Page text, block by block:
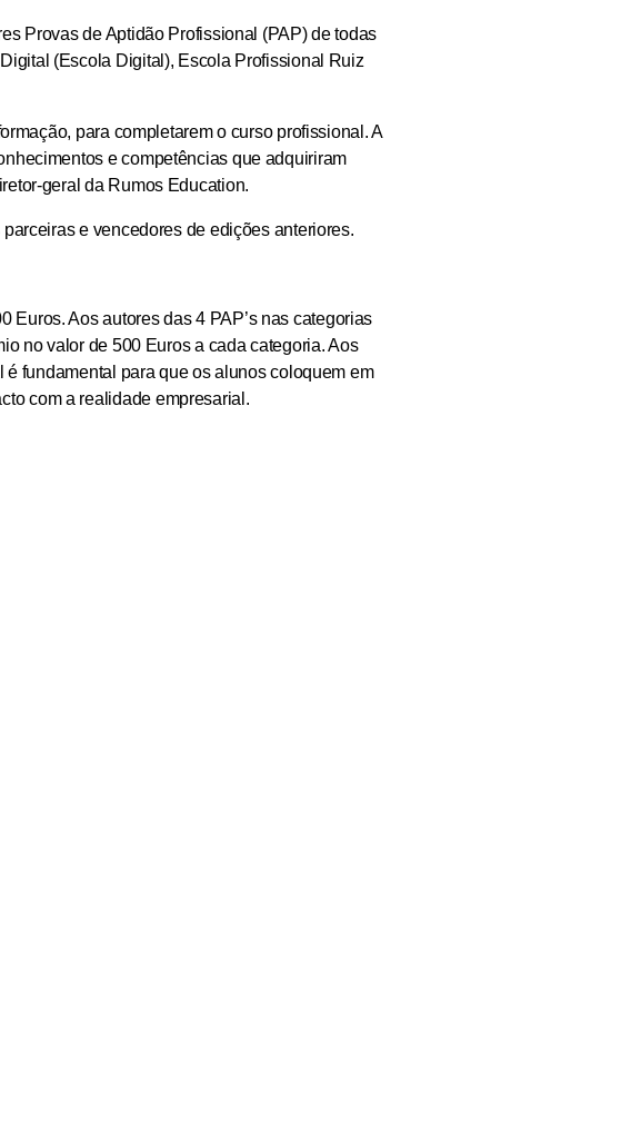
Provas de Aptidão Profissional (PAP) de todas
(Escola Digital), Escola Profissional Ruiz
para completarem o curso profissional. A
e competências que adquiriram
geral da Rumos Education.
e vencedores de edições anteriores.
Euros. Aos autores das 4 PAP’s nas categorias
no valor de 500 Euros a cada categoria. Aos
fundamental para que os alunos coloquem em
com a realidade empresarial.